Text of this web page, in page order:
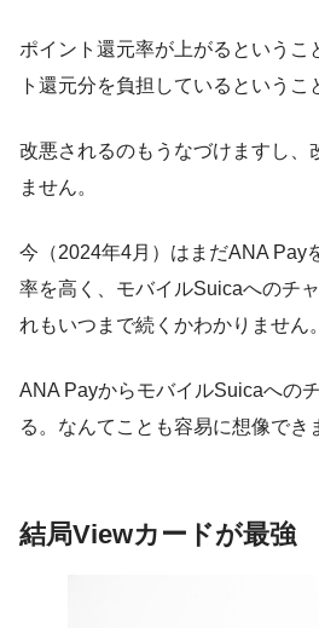
ポイント還元率が上がるというこ
ト還元分を負担しているというこ
改悪されるのもうなづけますし、
ません。
今（2024年4月）はまだANA Pay
率を高く、モバイルSuicaへのチ
れもいつまで続くかわかりません。
ANA PayからモバイルSuicaへの
る。なんてことも容易に想像でき
結局Viewカードが最強